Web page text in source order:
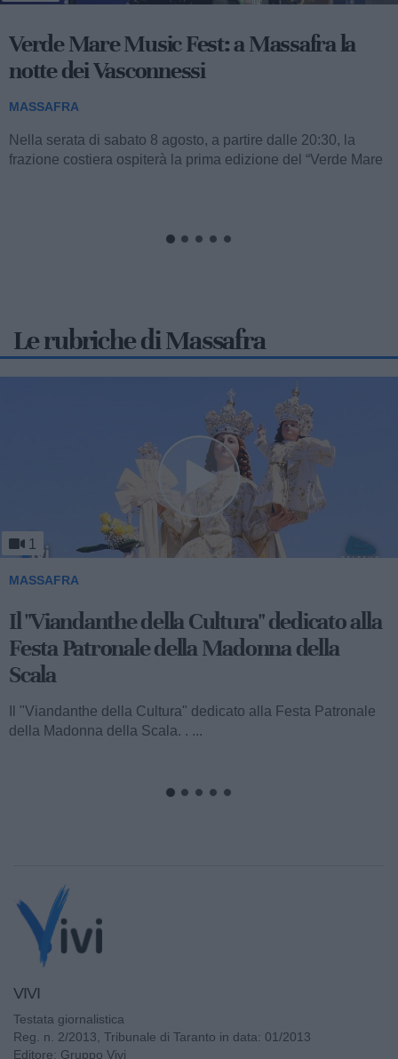
Verde Mare Music Fest: a Massafra la
notte dei Vasconnessi
MASSAFRA
Nella serata di sabato 8 agosto, a partire dalle 20:30, la
frazione costiera ospiterà la prima edizione del “Verde Mare
Le rubriche di Massafra
1
MASSAFRA
Il "Viandanthe della Cultura" dedicato alla
Festa Patronale della Madonna della
Scala
Il "Viandanthe della Cultura" dedicato alla Festa Patronale
della Madonna della Scala. . ...
VIVI
Testata giornalistica
Reg. n. 2/2013, Tribunale di Taranto in data: 01/2013
Editore: Gruppo Vivi